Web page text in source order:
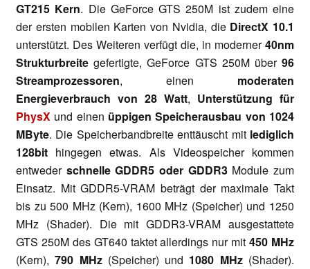
GT215 Kern. Die GeForce GTS 250M ist zudem eine
der ersten mobilen Karten von Nvidia, die DirectX 10.1
unterstützt. Des Weiteren verfügt die, in moderner40nm
Strukturbreite gefertigte, GeForce GTS 250M über 96
Streamprozessoren, einen moderaten
Energieverbrauch von 28 Watt, Unterstützung für
PhysX und einen üppigen Speicherausbau von 1024
MByte. Die Speicherbandbreite enttäuscht mit lediglich
128bit hingegen etwas. Als Videospeicher kommen
entweder schnelle GDDR5 oder GDDR3Module zum
Einsatz. Mit GDDR5-VRAM beträgt der maximale Takt
bis zu 500 MHz (Kern), 1600 MHz (Speicher) und 1250
MHz (Shader). Die mit GDDR3-VRAM ausgestattete
GTS 250M des GT640 taktet allerdings nur mit450 MHz
(Kern),790 MHz(Speicher) und 1080 MHz(Shader).